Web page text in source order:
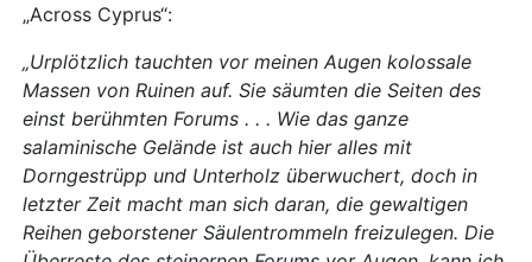
„Across Cyprus“:
„Urplötzlich tauchten vor meinen Augen kolossale
Massen von Ruinen auf. Sie säumten die Seiten des
einst berühmten Forums . . . Wie das ganze
salaminische Gelände ist auch hier alles mit
Dorngestrüpp und Unterholz überwuchert, doch in
letzter Zeit macht man sich daran, die gewaltigen
Reihen geborstener Säulentrommeln freizulegen. Die